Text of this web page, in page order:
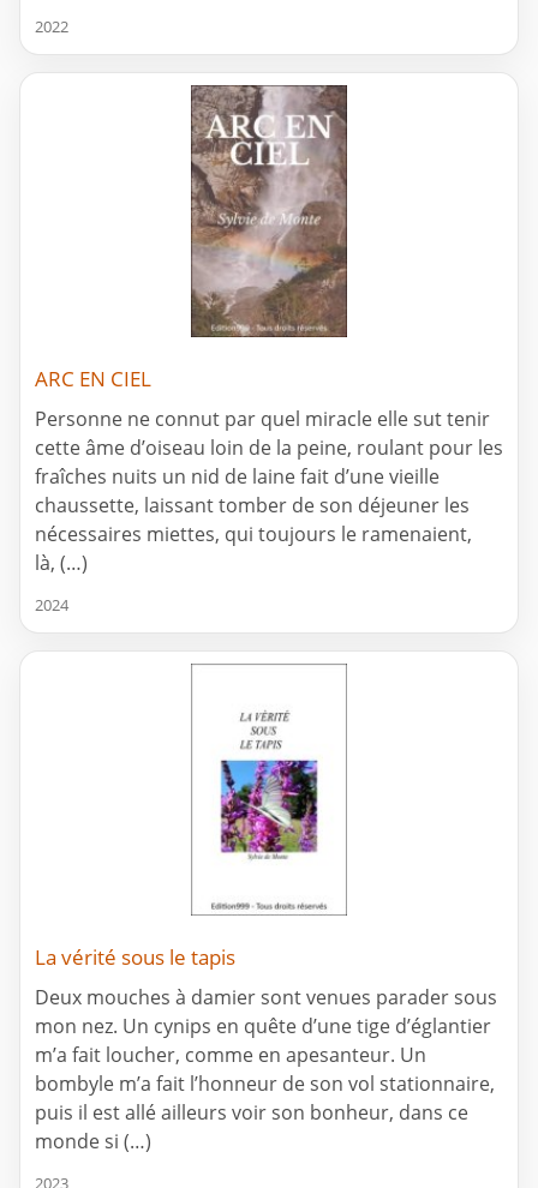
2022
ARC EN CIEL
Personne ne connut par quel miracle elle sut tenir
cette âme d’oiseau loin de la peine, roulant pour les
fraîches nuits un nid de laine fait d’une vieille
chaussette, laissant tomber de son déjeuner les
nécessaires miettes, qui toujours le ramenaient,
là, (…)
2024
La vérité sous le tapis
Deux mouches à damier sont venues parader sous
mon nez. Un cynips en quête d’une tige d’églantier
m’a fait loucher, comme en apesanteur. Un
bombyle m’a fait l’honneur de son vol stationnaire,
puis il est allé ailleurs voir son bonheur, dans ce
monde si (…)
2023